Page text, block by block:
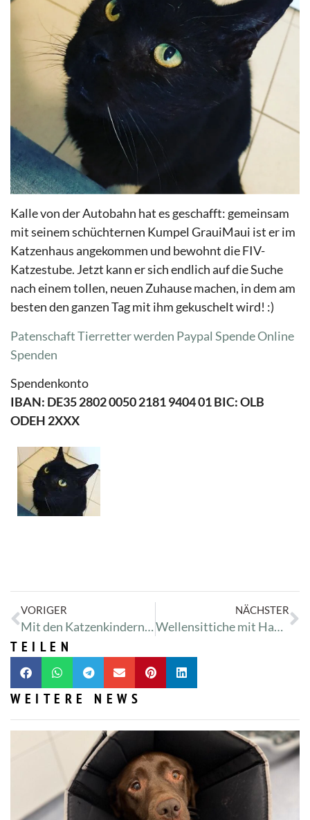
Kalle von der Autobahn hat es geschafft: gemeinsam
mit seinem schüchternen Kumpel GrauiMaui ist er im
Katzenhaus angekommen und bewohnt die FIV-
Katzestube. Jetzt kann er sich endlich auf die Suche
nach einem tollen, neuen Zuhause machen, in dem am
besten den ganzen Tag mit ihm gekuschelt wird! :)
Patenschaft Tierretter werden Paypal SpendeOnline
Spenden
Spendenkonto
IBAN: DE35 2802 0050 2181 9404 01 BIC: OLB
ODEH 2XXX
VORIGER
Mit den Katzenkindern beim Augenspezi
NÄCHSTER
Wellensittiche mit Handicaps
TEILEN
WEITERE NEWS